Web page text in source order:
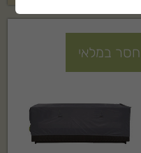
חסר במלאי